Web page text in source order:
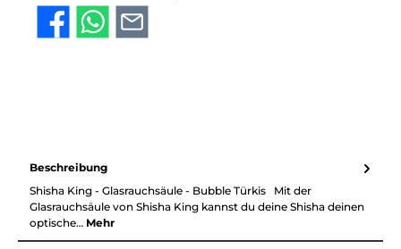
Beschreibung
Shisha King - Glasrauchsäule - Bubble Türkis Mit der
Glasrauchsäule von Shisha King kannst du deine Shisha deinen
optische… Mehr